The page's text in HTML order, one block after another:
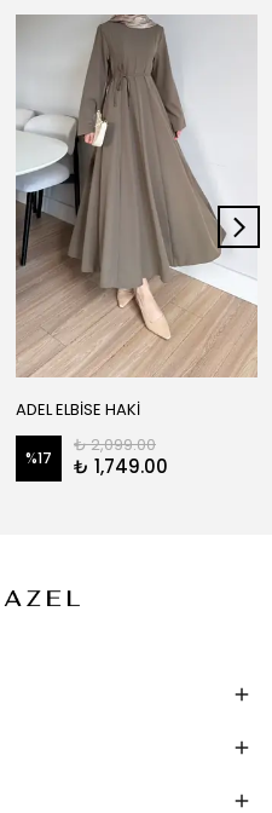
ADEL ELBİSE HAKİ
%17
₺ 2,099.00
₺ 1,749.00